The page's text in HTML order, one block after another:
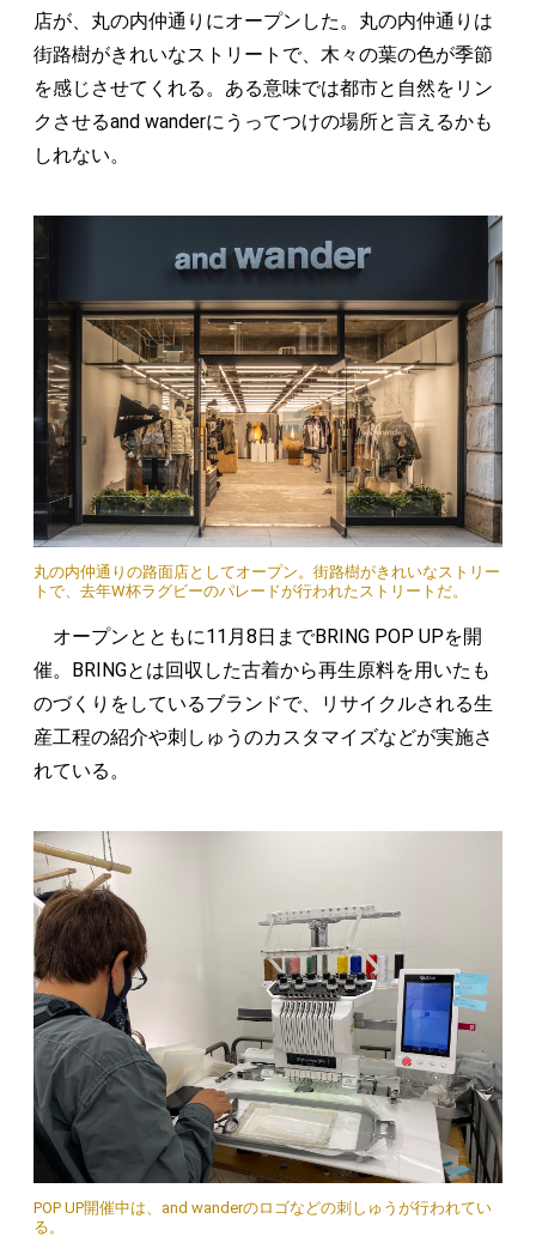
店が、丸の内仲通りにオープンした。丸の内仲通りは
街路樹がきれいなストリートで、木々の葉の色が季節
を感じさせてくれる。ある意味では都市と自然をリン
クさせるand wanderにうってつけの場所と言えるかも
しれない。
丸の内仲通りの路面店としてオープン。街路樹がきれいなストリー
トで、去年W杯ラグビーのパレードが行われたストリートだ。
オープンとともに11月8日までBRING POP UPを開
催。BRINGとは回収した古着から再生原料を用いたも
のづくりをしているブランドで、リサイクルされる生
産工程の紹介や刺しゅうのカスタマイズなどが実施さ
れている。
POP UP開催中は、and wanderのロゴなどの刺しゅうが行われてい
る。